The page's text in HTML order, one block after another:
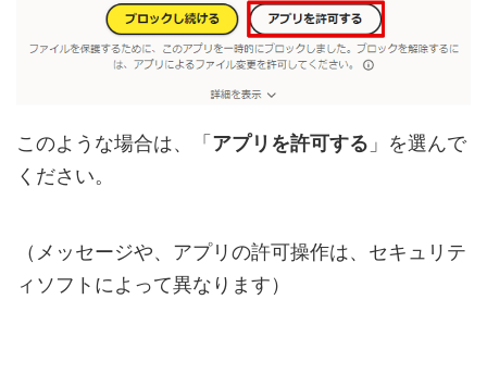
このような場合は、「 アプリを許可する 」を選んで
ください。
（メッセージや、アプリの許可操作は、セキュリテ
ィソフトによって異なります）